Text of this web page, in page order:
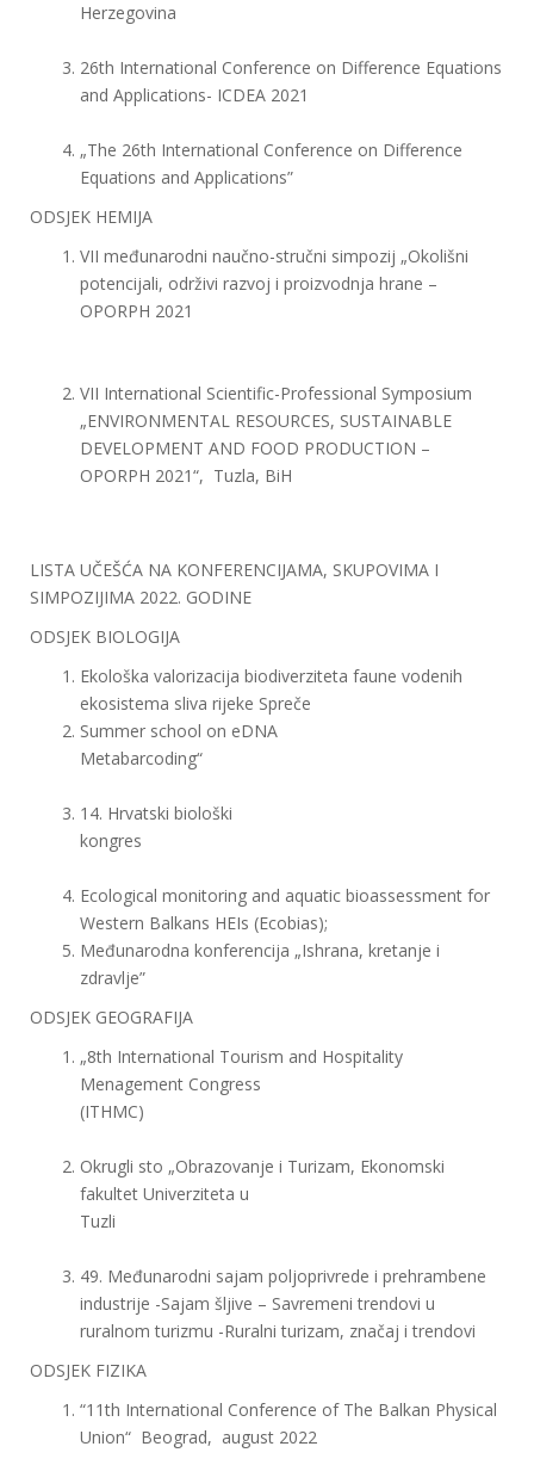
Herzegovina
26th International Conference on Difference Equations
and Applications- ICDEA 2021
„The 26th International Conference on Difference
Equations and Applications”
ODSJEK HEMIJA
VII međunarodni naučno-stručni simpozij „Okolišni
potencijali, održivi razvoj i proizvodnja hrane –
OPORPH 2021
VII International Scientific-Professional Symposium
„ENVIRONMENTAL RESOURCES, SUSTAINABLE
DEVELOPMENT AND FOOD PRODUCTION –
OPORPH 2021“, Tuzla, BiH
LISTA UČEŠĆA NA KONFERENCIJAMA, SKUPOVIMA I
SIMPOZIJIMA 2022. GODINE
ODSJEK BIOLOGIJA
Ekološka valorizacija biodiverziteta faune vodenih
ekosistema sliva rijeke Spreče
Summer school on eDNA
Metabarcoding“
14. Hrvatski biološki
kongres
Ecological monitoring and aquatic bioassessment for
Western Balkans HEIs (Ecobias);
Međunarodna konferencija „Ishrana, kretanje i
zdravlje”
ODSJEK GEOGRAFIJA
„8th International Tourism and Hospitality
Menagement Congress
(ITHMC)
Okrugli sto „Obrazovanje i Turizam, Ekonomski
fakultet Univerziteta u
Tuzli
49. Međunarodni sajam poljoprivrede i prehrambene
industrije -Sajam šljive – Savremeni trendovi u
ruralnom turizmu -Ruralni turizam, značaj i trendovi
ODSJEK FIZIKA
“11th International Conference of The Balkan Physical
Union“ Beograd, august 2022